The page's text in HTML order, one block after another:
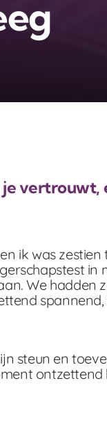
je vertrouwt,
ik was
in
We hadden
steun en